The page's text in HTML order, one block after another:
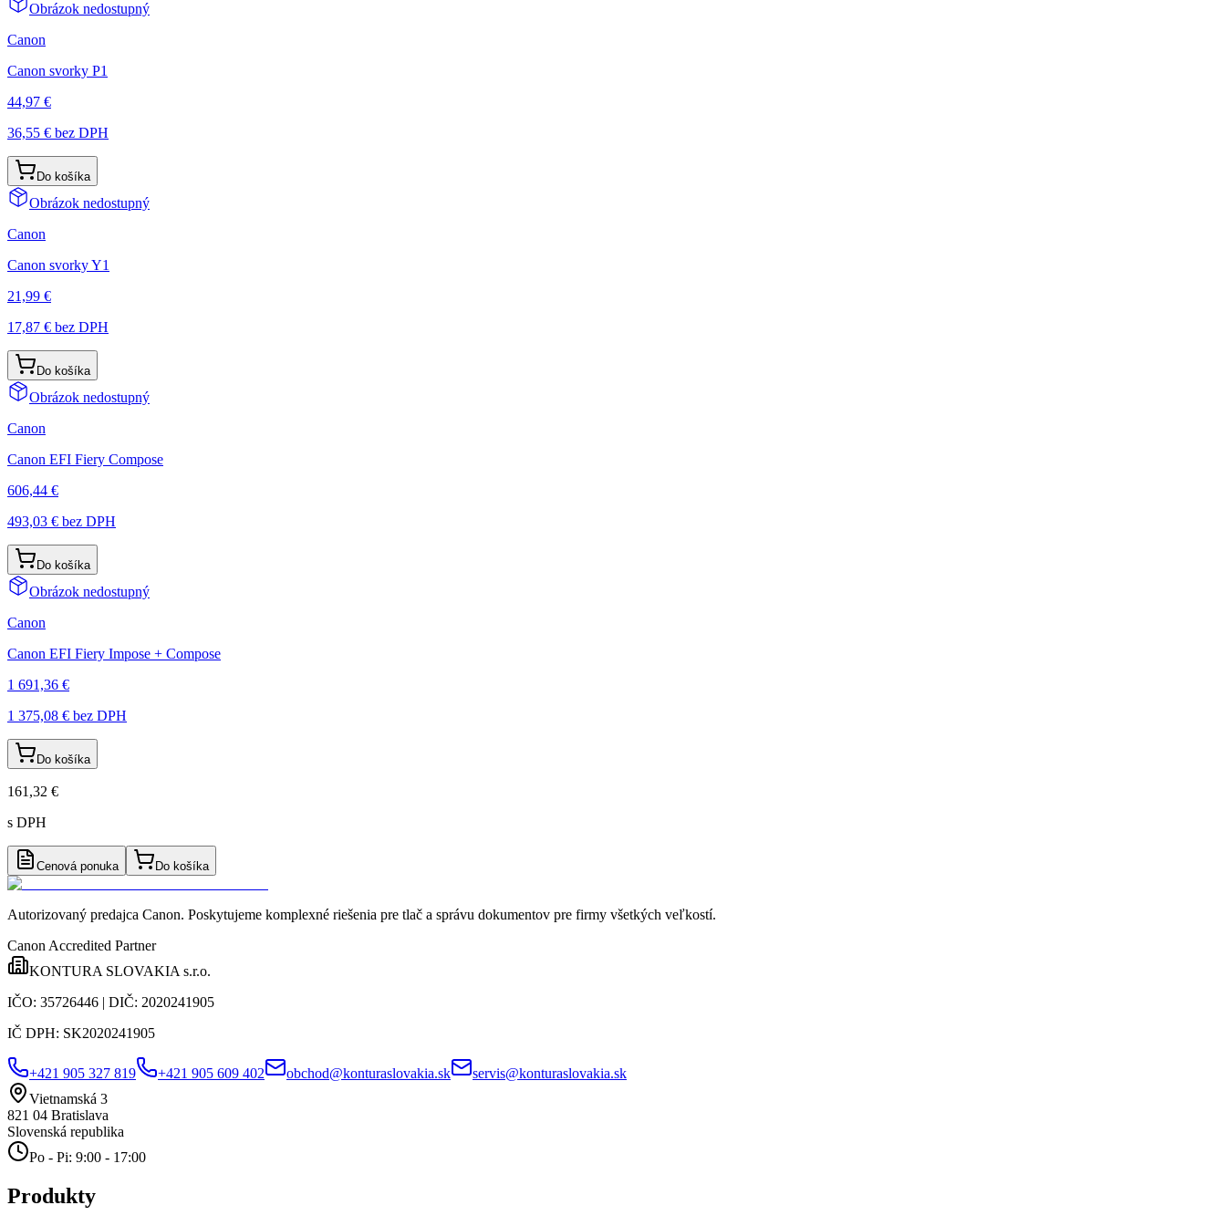
Obrázok nedostupný
Canon
Canon svorky P1
44,97 €
36,55 € bez DPH
Do košíka
Obrázok nedostupný
Canon
Canon svorky Y1
21,99 €
17,87 € bez DPH
Do košíka
Obrázok nedostupný
Canon
Canon EFI Fiery Compose
606,44 €
493,03 € bez DPH
Do košíka
Obrázok nedostupný
Canon
Canon EFI Fiery Impose + Compose
1 691,36 €
1 375,08 € bez DPH
Do košíka
161,32 €
s DPH
Cenová ponuka Do košíka
Autorizovaný predajca Canon. Poskytujeme komplexné riešenia pre tlač a správu dokumentov pre firmy všetkých veľkostí.
Canon Accredited Partner
KONTURA SLOVAKIA s.r.o.
IČO: 35726446 | DIČ: 2020241905
IČ DPH: SK2020241905
+421 905 327 819 +421 905 609 402 obchod@konturaslovakia.sk
servis@konturaslovakia.sk
Vietnamská 3
821 04 Bratislava
Slovenská republika
Po - Pi: 9:00 - 17:00
Produkty